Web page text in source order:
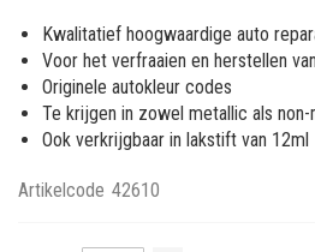
afbeeldingen-
gallerij
Kwalitatief hoogwaardige auto
Voor het verfraaien en herstellen
Originele autokleur codes
Te krijgen in zowel metallic als
Ook verkrijgbaar in lakstift van 12ml
Artikelcode 42610